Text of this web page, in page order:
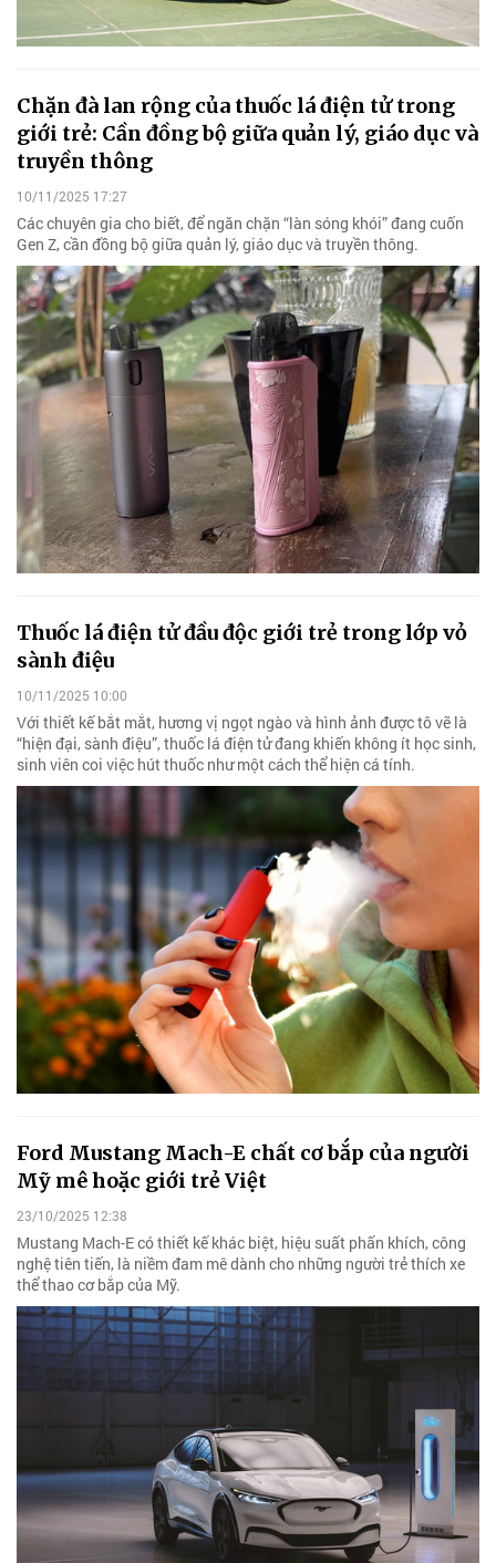
Chặn đà lan rộng của thuốc lá điện tử trong
giới trẻ: Cần đồng bộ giữa quản lý, giáo dục và
truyền thông
10/11/2025 17:27
Các chuyên gia cho biết, để ngăn chặn “làn sóng khói” đang cuốn
Gen Z, cần đồng bộ giữa quản lý, giáo dục và truyền thông.
Thuốc lá điện tử đầu độc giới trẻ trong lớp vỏ
sành điệu
10/11/2025 10:00
Với thiết kế bắt mắt, hương vị ngọt ngào và hình ảnh được tô vẽ là
“hiện đại, sành điệu”, thuốc lá điện tử đang khiến không ít học sinh,
sinh viên coi việc hút thuốc như một cách thể hiện cá tính.
Ford Mustang Mach-E chất cơ bắp của người
Mỹ mê hoặc giới trẻ Việt
23/10/2025 12:38
Mustang Mach-E có thiết kế khác biệt, hiệu suất phấn khích, công
nghệ tiên tiến, là niềm đam mê dành cho những người trẻ thích xe
thể thao cơ bắp của Mỹ.